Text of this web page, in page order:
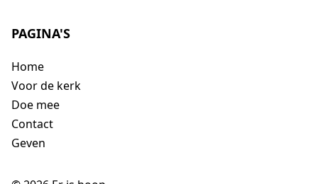
PAGINA'S
Home
Voor de kerk
Doe mee
Contact
Geven